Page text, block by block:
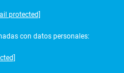
protected]
con datos personales: